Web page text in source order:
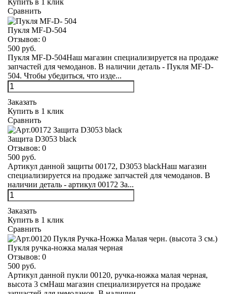
Купить в 1 клик
Сравнить
Пукля MF-D-504
Отзывов: 0
500 руб.
Пукля MF-D-504Наш магазин специализируется на продаже
запчастей для чемоданов. В наличии деталь - Пукля MF-D-
504. Чтобы убедиться, что изде...
Заказать
Купить в 1 клик
Сравнить
Защита D3053 black
Отзывов: 0
500 руб.
Артикул данной защиты 00172, D3053 blackНаш магазин
специализируется на продаже запчастей для чемоданов. В
наличии деталь - артикул 00172 За...
Заказать
Купить в 1 клик
Сравнить
Пукля ручка-ножка малая черная
Отзывов: 0
500 руб.
Артикул данной пукли 00120, ручка-ножка малая черная,
высота 3 смНаш магазин специализируется на продаже